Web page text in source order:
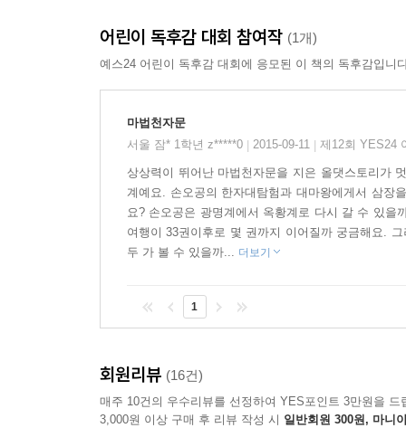
② 적절한 학습량과 난이도가 섞인 진도로 학습 효
③ 낱자 암기가 아닌 다각적인 한자학습 구현!
반의어, 동의어 등 단어를 쉽게 조합하고 활용할
두었습니다. 개별 한자가 다양하게 결합하여 쓰
쉽게 이해할 수 있습니다.
학습만화 최초로 특허를 획득한 한자카드는 놀
사자성어 등 한자 어휘까지 익히게 됩니다.
(3) 수상 내역
? ‘한자카드와 인터넷을 이용한 학습 시스템’ 특허
어린이 독후감 대회 참여작 (1개)
예스24 어린이 독후감 대회에 응모된 이 책의 독후감입니
마법천자문
서울 잠* 1학년 z*****0
2015-09-11 제12회 YES24
상상력이 뛰어난 마법천자문을 지은 올댓스토리가
계예요. 손오공의 한자대탐험과 대마왕에게서 삼장
요? 손오공은 광명계에서 옥황계로 다시 갈 수 있을
여행이 33권이후로 몇 권까지 이어질까 궁금해요.
두 가 볼 수 있을까... 더보기
1
회원리뷰 (16건)
매주 10건의 우수리뷰를 선정하여 YES포인트 3만원을 드
3,000원 이상 구매 후 리뷰 작성 시 일반회원 300원, 마니